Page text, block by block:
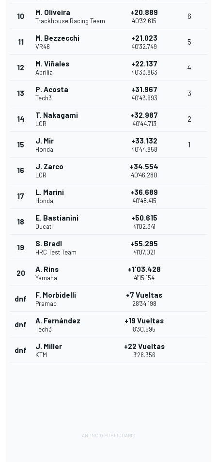
10 M. Oliveira
Trackhouse Racing Team
+20.889
40'32.615
6
11 M. Bezzecchi
VR46
+21.023
40'32.749
5
12 M. Viñales
Aprilia
+22.137
40'33.863
4
13 P. Acosta
Tech3
+31.967
40'43.693
3
14 T. Nakagami
LCR
+32.987
40'44.713
2
15 J. Mir
Honda
+33.132
40'44.858
1
16 J. Zarco
LCR
+34.554
40'46.280
17 L. Marini
Honda
+36.689
40'48.415
18 E. Bastianini
Ducati
+50.615
41'02.341
19 S. Bradl
HRC Test Team
+55.295
41'07.021
20 A. Rins
Yamaha
+1'03.428
41'15.154
dnf F. Morbidelli
Pramac
+7 Vueltas
28'34.198
dnf A. Fernández
Tech3
+19 Vueltas
8'30.595
dnf J. Miller
KTM
+22 Vueltas
3'26.356